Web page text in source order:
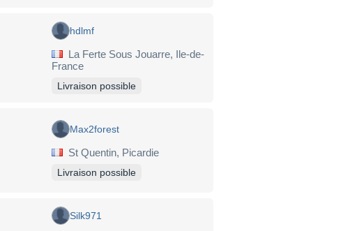
hdlmf
La Ferte Sous Jouarre, Ile-de-
France
Livraison possible
Max2forest
St Quentin, Picardie
Livraison possible
Silk971